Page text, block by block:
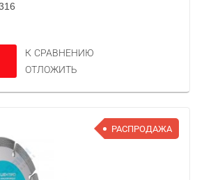
К СРАВНЕНИЮ
ОТЛОЖИТЬ
РАСПРОДАЖА